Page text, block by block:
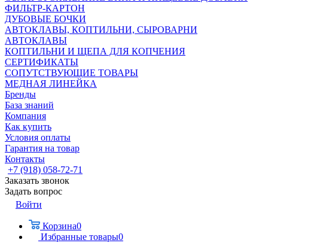
ФИЛЬТР-КАРТОН
ДУБОВЫЕ БОЧКИ
АВТОКЛАВЫ, КОПТИЛЬНИ, СЫРОВАРНИ
АВТОКЛАВЫ
КОПТИЛЬНИ И ЩЕПА ДЛЯ КОПЧЕНИЯ
СЕРТИФИКАТЫ
СОПУТСТВУЮЩИЕ ТОВАРЫ
МЕДНАЯ ЛИНЕЙКА
Бренды
База знаний
Компания
Как купить
Условия оплаты
Гарантия на товар
Контакты
+7 (918) 058-72-71
Заказать звонок
Задать вопрос
Войти
Корзина0
Избранные товары0